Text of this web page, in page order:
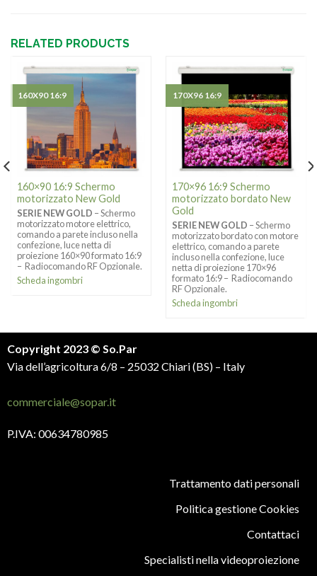
RELATED PRODUCTS
160×90 16:9 Schermo
motorizzato New Gold
SERIE NEW GOLD – Schermo
motorizzato motore elettrico,
comando a parete incluso nella
confezione, luce netta di
proiezione 160×90 formato 16:9
– Radiocomando RF Opzionale.
Scheda ingombri
160X90 16:9
170×96 16:9 Schermo
motorizzato bordato New
Gold
SERIE NEW GOLD – Schermo
motorizzato bordato con motore
elettrico, comando a parete
incluso nella confezione, luce
netta di proiezione 170×96
formato 16:9 – Radiocomando
RF Opzionale.
Scheda ingombri
170X96 16:9
Copyright 2023 © So.Par
Via dell’agricoltura 6/8 – 25032 Chiari (BS) – Italy
commerciale@sopar.it
P.IVA: 00634780985
Trattamento dati personali
Politica gestione Cookies
Contattaci
Specialisti nella videoproiezione